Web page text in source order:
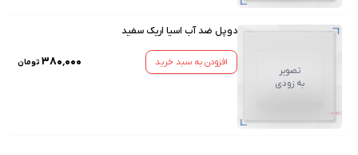
تصویر
به زودی
دوپل ضد آب اسیا اریک سفید
افزودن به سبد خرید ۳۸۰٬۰۰۰ تومان